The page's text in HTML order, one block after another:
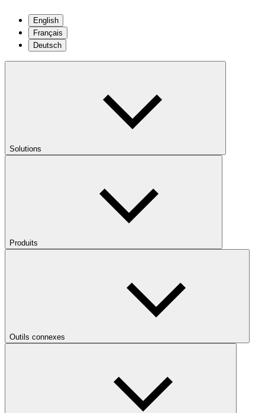
English
Français
Deutsch
Solutions
Produits
Outils connexes